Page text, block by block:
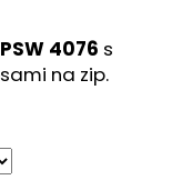
4076 s
na zip.